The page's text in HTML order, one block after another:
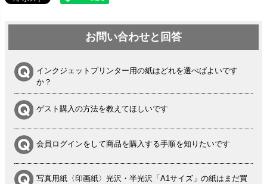
お問い合わせと回答
インクジェットプリンター用の紙はどれを選べばよいです
か？
ゲスト購入の方法を教えてほしいです
会員ログインをして商品を購入する手順を知りたいです
写真用紙〈印画紙〉光沢・半光沢「A1サイズ」の紙はまだ買